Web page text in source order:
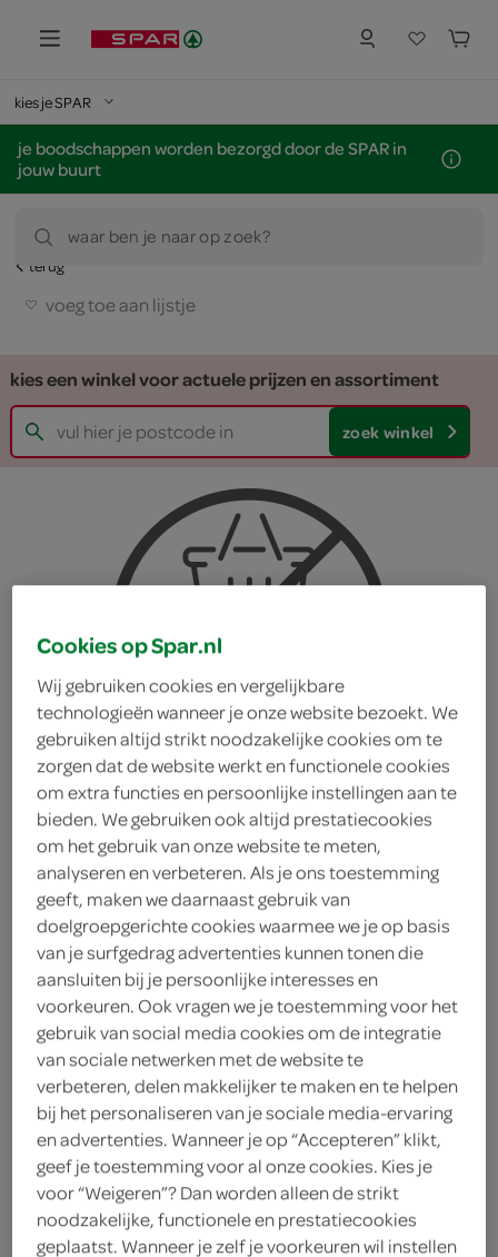
kies je SPAR
je boodschappen worden bezorgd door de SPAR in
jouw buurt
waar ben je naar op zoek?
terug
voeg toe aan lijstje
kies een winkel voor actuele prijzen en assortiment
zoek winkel
Vegter knijpertjes
Vegter
2.
29
150 Gram
Let op: aanbiedingen zijn niet zichtbaar bij de
producten, maar worden wél automatisch
verwerkt in de winkelmand.
Cookies op Spar.nl
Wij gebruiken cookies en vergelijkbare
technologieën wanneer je onze website bezoekt. We
gebruiken altijd strikt noodzakelijke cookies om te
zorgen dat de website werkt en functionele cookies
om extra functies en persoonlijke instellingen aan te
bieden. We gebruiken ook altijd prestatiecookies
om het gebruik van onze website te meten,
analyseren en verbeteren. Als je ons toestemming
geeft, maken we daarnaast gebruik van
doelgroepgerichte cookies waarmee we je op basis
van je surfgedrag advertenties kunnen tonen die
aansluiten bij je persoonlijke interesses en
voorkeuren. Ook vragen we je toestemming voor het
gebruik van social media cookies om de integratie
van sociale netwerken met de website te
verbeteren, delen makkelijker te maken en te helpen
bij het personaliseren van je sociale media-ervaring
en advertenties. Wanneer je op “Accepteren” klikt,
geef je toestemming voor al onze cookies. Kies je
voor “Weigeren”? Dan worden alleen de strikt
noodzakelijke, functionele en prestatiecookies
geplaatst. Wanneer je zelf je voorkeuren wil instellen